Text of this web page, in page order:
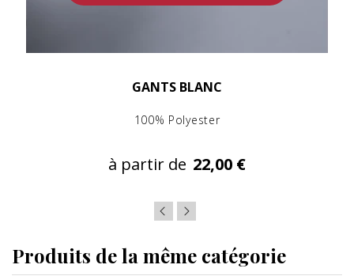
GANTS BLANC
100% Polyester
à partir de 22,00 €
Produits de la même catégorie